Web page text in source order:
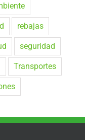
rebajas
seguridad
Transportes